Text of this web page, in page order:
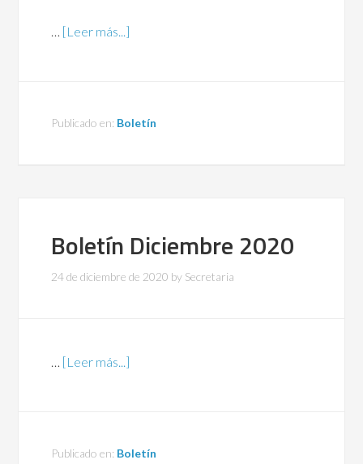
… [Leer más...]
Publicado en: Boletín
Boletín Diciembre 2020
24 de diciembre de 2020 by Secretaria
… [Leer más...]
Publicado en: Boletín